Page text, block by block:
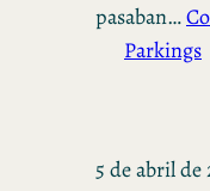
pasaban…
Parkings
5 de abril de